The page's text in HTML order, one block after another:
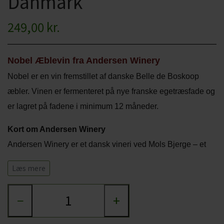
CHARDONNAY
PINOT NOIR
REFOSCO
RIESLING
SCHIOPPETINO
CIDER
TONICS OG VAND
JUL OG GLØGG
PÅSKE
249,00 kr.
Nobel Æblevin fra Andersen Winery
Nobel er en vin fremstillet af danske Belle de Boskoop
æbler. Vinen er fermenteret på nye franske egetræsfade og
er lagret på fadene i minimum 12 måneder.
Kort om Andersen Winery
Andersen Winery er et dansk vineri ved Mols Bjerge – et
vineri der laver fantastiske vine baseret på danske frugter,
druer og bær. Bag Andersen Winery står vinmager Mads
Lundby og iværksætter Morten Rinder Stengaard – og med
deres vine ønsker de at vise, hvordan man kan
Læs mere
− +